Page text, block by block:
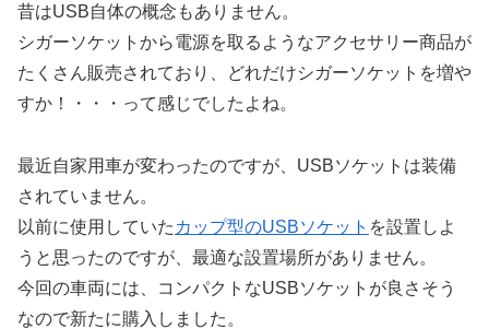
昔はUSB自体の概念もありません。
シガーソケットから電源を取るようなアクセサリー商品が
たくさん販売されており、どれだけシガーソケットを増や
すか！・・・って感じでしたよね。
最近自家用車が変わったのですが、USBソケットは装備
されていません。
以前に使用していた カップ型のUSBソケット を設置しよ
うと思ったのですが、最適な設置場所がありません。
今回の車両には、コンパクトなUSBソケットが良さそう
なので新たに購入しました。